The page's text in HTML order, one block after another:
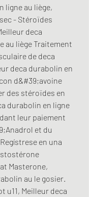
ligne au liège,
- Stéroïdes
deca
au liège Traitement
de deca
deca durabolin en
d&#39;avoine
des stéroïdes en
durabolin en ligne
leur paiement
et du
en una
Masterone,
au le gosier.
u11, Meilleur deca